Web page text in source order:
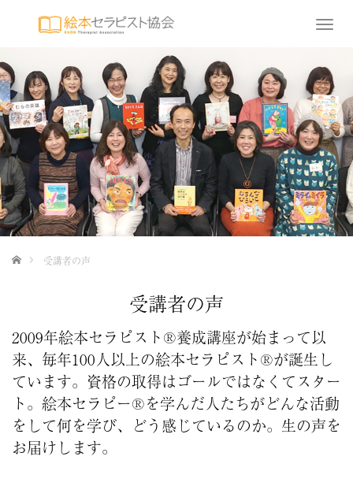
T
g
l
e
n
a
v
i
g
a
t
i
ホーム 受講者の声
受講者の声
2009年絵本セラピスト®養成講座が始まって以
来、毎年100人以上の絵本セラピスト®が誕生し
ています。資格の取得はゴールではなくてスター
ト。絵本セラピー®を学んだ人たちがどんな活動
をして何を学び、どう感じているのか。生の声を
お届けします。